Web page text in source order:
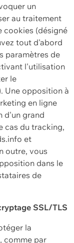
un
au traitement
cookies (désigné
tout d'abord
paramètres de
l'utilisation
le
Une opposition à
en ligne
d'un grand
cas du tracking,
et
outre, vous
dans le
de
SSL/TLS
la
comme par